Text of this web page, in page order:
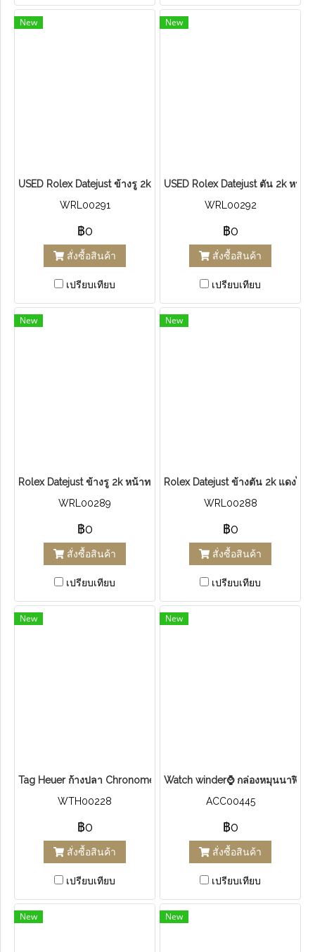
New
USED R​olex Datejust​ ข้างรู 2k​ หน้าทอง ขอบเพ​รช​หนามเตย​ หลักโร
WRL00291
฿0
สั่งซื้อสินค้า
เปรียบเทียบ
New
USED Ro​lex Datejust​ ตัน 2k​ หน้า
WRL00292
฿0
สั่งซื้อสินค้า
เปรียบเทียบ
New
R​olex Datejust ข้างรู​ 2k​ หน้าทอง
WRL00289
฿0
สั่งซื้อสินค้า
เปรียบเทียบ
New
R​olex Datejust ข้างตัน​ 2k​ แดงไล่
WRL00288
฿0
สั่งซื้อสินค้า
เปรียบเทียบ
New
T​ag​ Heuer​ ก้างปลา​ Chronometer Authentic Steel หน้าขาว​ ขอบ18k​
WTH00228
฿0
สั่งซื้อสินค้า
เปรียบเทียบ
New
Watch winder⌚ กล่องหมุนนาฬิกา
ACC00445
฿0
สั่งซื้อสินค้า
เปรียบเทียบ
New New